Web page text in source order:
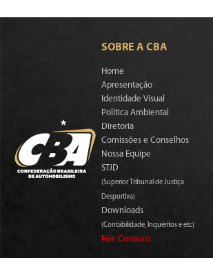
SOBRE A CBA
Home
Apresentação
Identidade Visual
Política Ambiental
Diretoria
Comissões e Conselhos
Nossa Equipe
STJD
(Superior Tribunal de Justiça
Desportiva)
Downloads
(Contabilidade, Inquéritos e etc)
Fale Conosco